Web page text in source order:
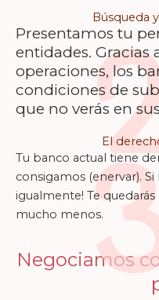
Búsqueda
Presentamos tu
entidades.
operaciones, los
condiciones de
que no verás en
El
Tu banco actual tiene
consigamos (enervar). Si
igualmente! Te
mucho menos.
Negociamos